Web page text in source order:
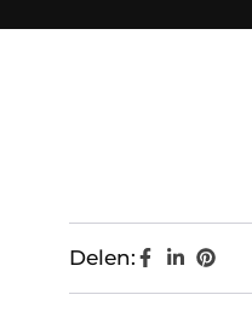
Delen: